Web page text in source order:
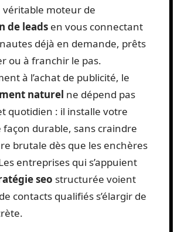
véritable moteur de
de leads en vous connectant
déjà en demande, prêts
ou à franchir le pas.
à l’achat de publicité, le
naturel ne dépend pas
quotidien : il installe votre
façon durable, sans craindre
brutale dès que les enchères
entreprises qui s’appuient
seo structurée voient
contacts qualifiés s’élargir de